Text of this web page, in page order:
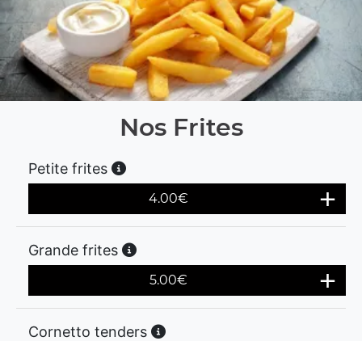
Nos Frites
Petite frites
4.00€
Grande frites
5.00€
Cornetto tenders